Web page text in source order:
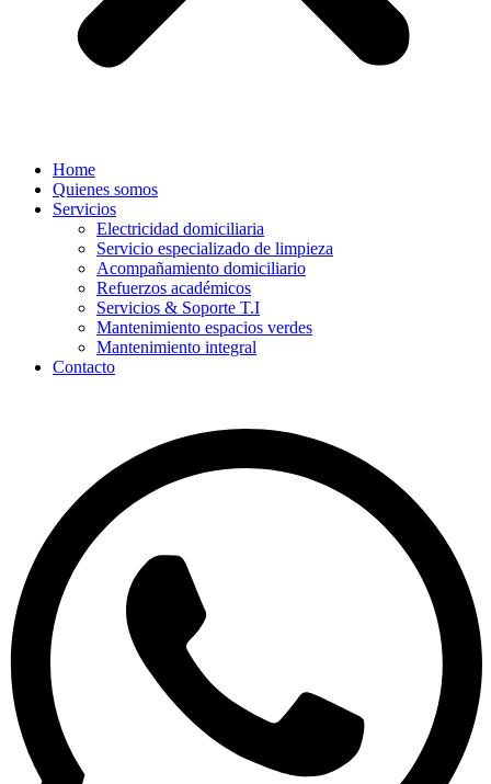
Home
Quienes somos
Servicios
Electricidad domiciliaria
Servicio especializado de limpieza
Acompañamiento domiciliario
Refuerzos académicos
Servicios & Soporte T.I
Mantenimiento espacios verdes
Mantenimiento integral
Contacto